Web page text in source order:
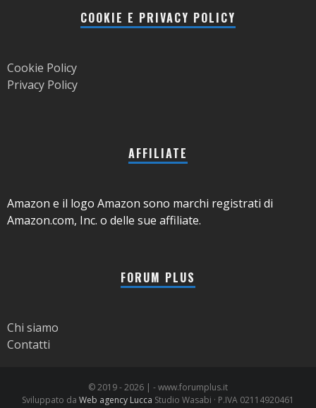
COOKIE E PRIVACY POLICY
Cookie Policy
Privacy Policy
AFFILIATE
Amazon e il logo Amazon sono marchi registrati di
Amazon.com, Inc. o delle sue affiliate.
FORUM PLUS
Chi siamo
Contatti
© 2019 -2026 | - www.forumplus.it
Sviluppato da Web agency Lucca Studio Wasabi · P.IVA 02114920461